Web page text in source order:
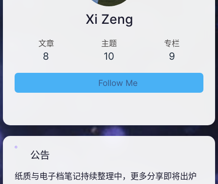
Xi Zeng
文章
8
主题
10
专栏
9
Follow Me
公告
纸质与电子档笔记持续整理中，更多分享即将出炉